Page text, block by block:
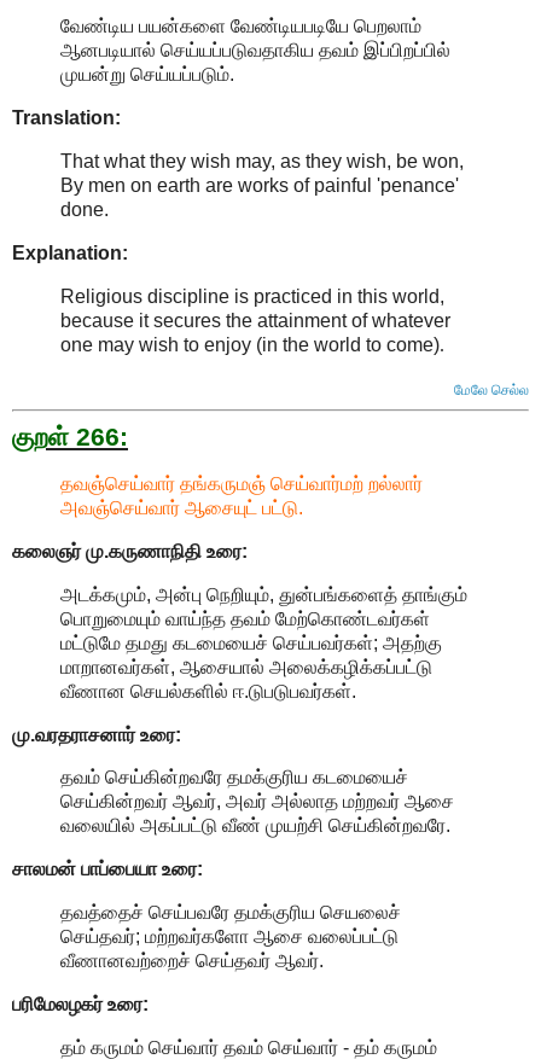
வேண்டிய பயன்களை வேண்டியபடியே பெறலாம்
ஆனபடியால் செய்யப்படுவதாகிய தவம் இப்பிறப்பில்
முயன்று செய்யப்படும்.
Translation:
That what they wish may, as they wish, be won,
By men on earth are works of painful 'penance'
done.
Explanation:
Religious discipline is practiced in this world,
because it secures the attainment of whatever
one may wish to enjoy (in the world to come).
மேலே செல்ல
குறள் 266:
தவஞ்செய்வார் தங்கருமஞ் செய்வார்மற் றல்லார்
அவஞ்செய்வார் ஆசையுட் பட்டு.
கலைஞர் மு.கருணாநிதி உரை:
அடக்கமும், அன்பு நெறியும், துன்பங்களைத் தாங்கும்
பொறுமையும் வாய்ந்த தவம் மேற்கொண்டவர்கள்
மட்டுமே தமது கடமையைச் செய்பவர்கள்; அதற்கு
மாறானவர்கள், ஆசையால் அலைக்கழிக்கப்பட்டு
வீணான செயல்களில் ஈ.டுபடுபவர்கள்.
மு.வரதராசனார் உரை:
தவம் செய்கின்றவரே தமக்குரிய கடமையைச்
செய்கின்றவர் ஆவர், அவர் அல்லாத மற்றவர் ஆசை
வலையில் அகப்பட்டு வீண் முயற்சி செய்கின்றவரே.
சாலமன் பாப்பையா உரை:
தவத்தைச் செய்பவரே தமக்குரிய செயலைச்
செய்தவர்; மற்றவர்களோ ஆசை வலைப்பட்டு
வீணானவற்றைச் செய்தவர் ஆவர்.
பரிமேலழகர் உரை:
தம் கருமம் செய்வார் தவம் செய்வார் - தம் கருமம்